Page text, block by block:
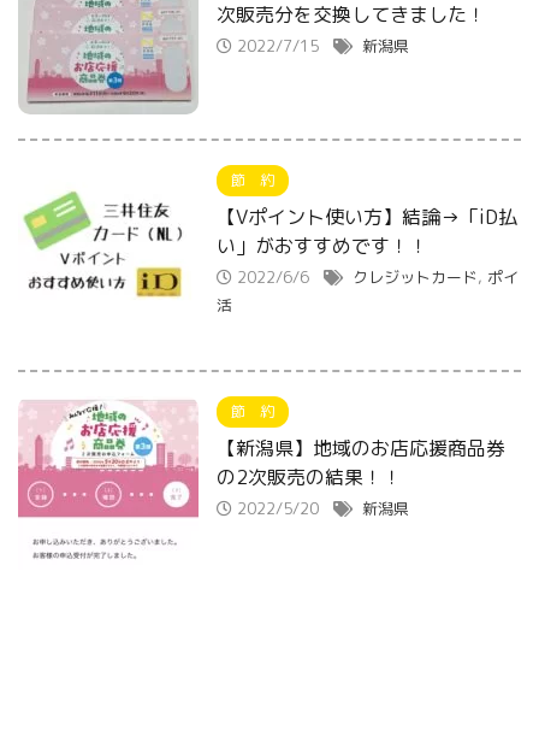
次販売分を交換してきました！
2022/7/15 新潟県
節 約
【Vポイント使い方】結論→「iD払
い」がおすすめです！！
2022/6/6 クレジットカード, ポイ
活
節 約
【新潟県】地域のお店応援商品券
の2次販売の結果！！
2022/5/20 新潟県